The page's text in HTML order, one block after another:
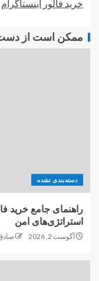
خرید فالور اینستاگرام
ممکن است از دست
دسته‌بندی نشده
راهنمای جامع خرید
استراتژی‌های امن
آگوست 2, 2026